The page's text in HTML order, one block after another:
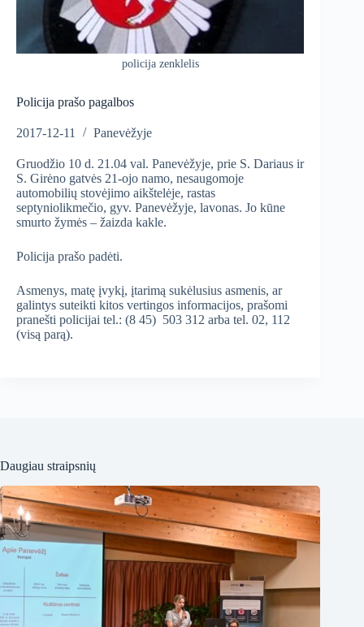
policija zenklelis
Policija prašo pagalbos
2017-12-11 Panevėžyje
Gruodžio 10 d. 21.04 val. Panevėžyje, prie S. Dariaus ir
S. Girėno gatvės 21-ojo namo, nesaugomoje
automobilių stovėjimo aikštelėje, rastas
septyniolikmečio, gyv. Panevėžyje, lavonas. Jo kūne
smurto žymės – žaizda kakle.
Policija prašo padėti.
Asmenys, matę įvykį, įtarimą sukėlusius asmenis, ar
galintys suteikti kitos vertingos informacijos, prašomi
pranešti policijai tel.: (8 45) 503 312 arba tel. 02, 112
(visą parą).
Daugiau straipsnių